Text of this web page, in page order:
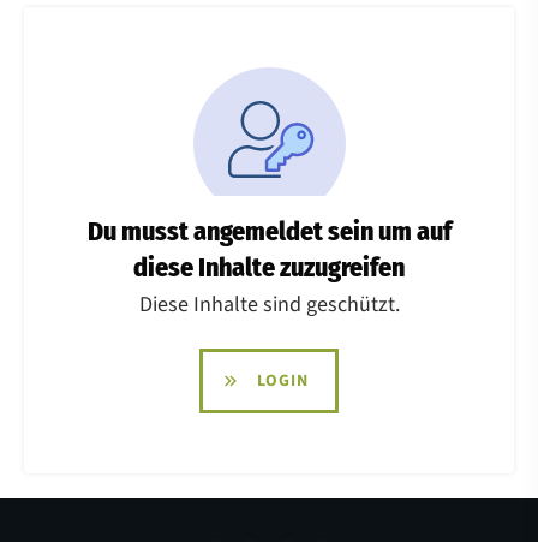
Du musst angemeldet sein um auf
diese Inhalte zuzugreifen
Diese Inhalte sind geschützt.
LOGIN